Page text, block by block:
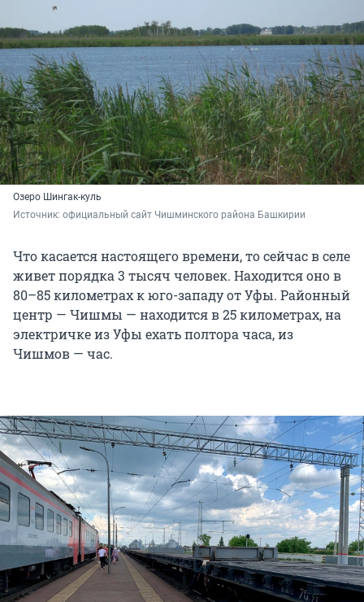
Озеро Шингак-куль
Источник: официальный сайт Чишминского района Башкирии
Что касается настоящего времени, то сейчас в селе
живет порядка 3 тысяч человек. Находится оно в
80–85 километрах к юго-западу от Уфы. Районный
центр — Чишмы — находится в 25 километрах, на
электричке из Уфы ехать полтора часа, из
Чишмов — час.